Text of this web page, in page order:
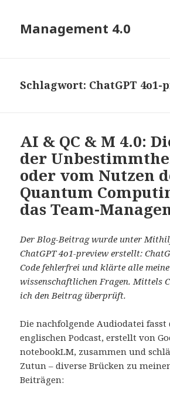
Management 4.0
Schlagwort: ChatGPT 4o1-
AI & QC & M 4.0:
der
oder vom Nutzen
Quantum
das Team-
Der Blog-Beitrag wurde unter
ChatGPT 4o1-preview erstellt:
Code fehlerfrei und klärte alle meine
wissenschaftlichen Fragen. Mittels
ich den Beitrag überprüft.
Die nachfolgende Audiodatei
englischen Podcast, erstellt von
notebookLM, zusammen und
Zutun – diverse Brücken zu
Beiträgen: